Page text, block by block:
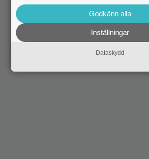
Godkänn alla
Inställningar
Dataskydd